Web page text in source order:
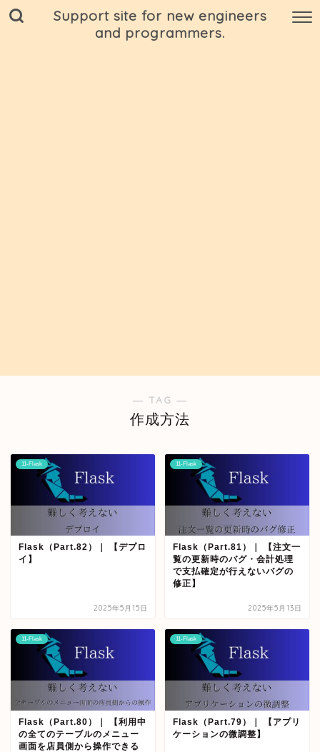
Support site for new engineers
and programmers.
― TAG ―
作成方法
11-Flask
Flask（Part.82）｜ 【デプロ
イ】
2025年5月15日
11-Flask
Flask（Part.81）｜ 【注文一
覧の更新時のバグ・会計処理
で支払確定が行えないバグの
修正】
2025年5月13日
11-Flask
Flask（Part.80）｜ 【利用中
の全てのテーブルのメニュー
画面を店員側から操作できる
11-Flask
Flask（Part.79）｜ 【アプリ
ケーションの微調整】